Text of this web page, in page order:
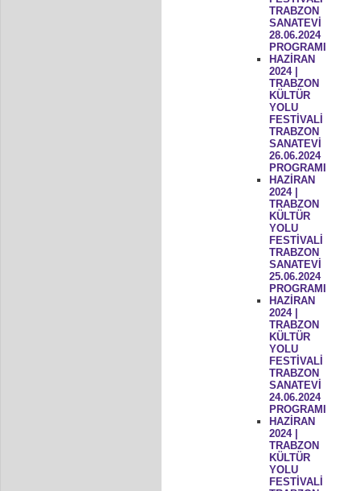
TRABZON
SANATEVİ
28.06.2024
PROGRAMI
HAZİRAN
2024 |
TRABZON
KÜLTÜR
YOLU
FESTİVALİ
TRABZON
SANATEVİ
26.06.2024
PROGRAMI
HAZİRAN
2024 |
TRABZON
KÜLTÜR
YOLU
FESTİVALİ
TRABZON
SANATEVİ
25.06.2024
PROGRAMI
HAZİRAN
2024 |
TRABZON
KÜLTÜR
YOLU
FESTİVALİ
TRABZON
SANATEVİ
24.06.2024
PROGRAMI
HAZİRAN
2024 |
TRABZON
KÜLTÜR
YOLU
FESTİVALİ